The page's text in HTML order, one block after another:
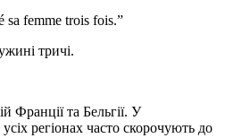
sa femme trois fois.”
тричі.
Франції та Бельгії. У
регіонах часто скорочують до